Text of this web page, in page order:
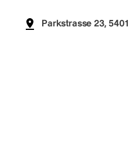
Parkstrasse 23,